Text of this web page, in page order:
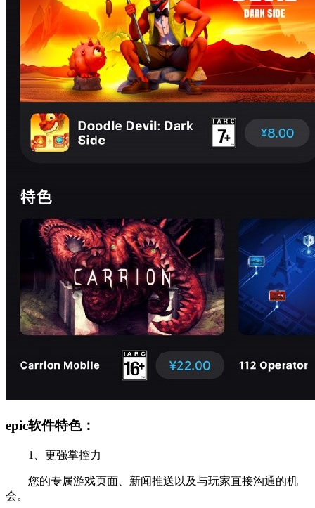
epic软件特色：
1、更强掌控力
您的专属游戏页面、新闻推送以及与玩家直接沟通的机
会。